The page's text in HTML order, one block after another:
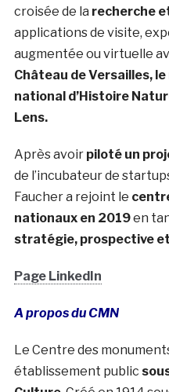
croisée de la recherche
applications de visite,
augmentée ou virtuelle
Château de Versailles, le
national d’Histoire
Lens.
Après avoirpiloté un
de l’incubateur de
Faucher a rejoint le
nationaux en 2019en
stratégie, prospective
Page LinkedIn
A propos du CMN
Le Centre des
établissement public